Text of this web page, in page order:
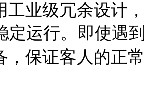
工业级冗余设计
定运行。即使遇
，保证客人的正